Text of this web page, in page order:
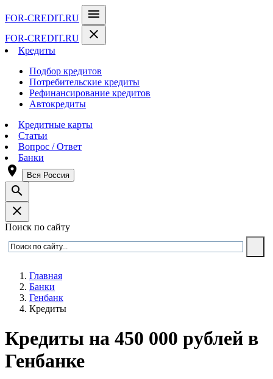
FOR-CREDIT.RU menu
FOR-CREDIT.RU close
Кредиты
Подбор кредитов
Потребительские кредиты
Рефинансирование кредитов
Автокредиты
Кредитные карты
Статьи
Вопрос / Ответ
Банки
room Вся Россия
search
close
Поиск по сайту
Главная
Банки
Генбанк
Кредиты
Кредиты на 450 000 рублей в
Генбанке